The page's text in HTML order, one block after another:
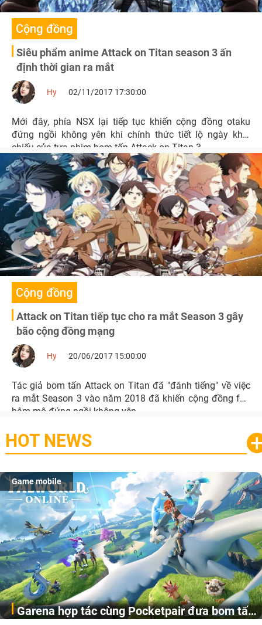
Cộng đồng
Siêu phẩm anime Attack on Titan season 3 ấn
định thời gian ra mắt
Hy 02/11/2017 17:30:00
Mới đây, phía NSX lại tiếp tục khiến cộng đồng otaku
đứng ngồi không yên khi chính thức tiết lộ ngày khởi
chiếu của tựa phim bom tấn Attack on Titan 3.
Cộng đồng
Attack on Titan tiếp tục cho ra mắt Season 3 gây
bão cộng đồng mạng
Hy 20/06/2017 15:00:00
Tác giả bom tấn Attack on Titan đã "đánh tiếng" về việc
ra mắt Season 3 vào năm 2018 đã khiến cộng đồng fan
hâm mộ đứng ngồi không yên.
HOT NEWS
Game mobile
Garena hợp tác cùng Pocketpair đưa bom tấn